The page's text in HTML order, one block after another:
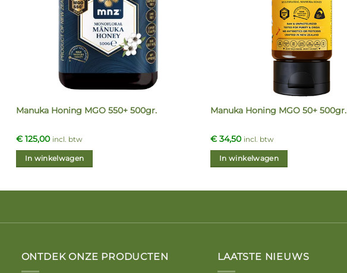
Manuka Honing MGO 550+ 500gr.
€125,00 incl. btw
In winkelwagen
Manuka Honing MGO 50+ 500gr.
€34,50 incl. btw
In winkelwagen
ONTDEK ONZE PRODUCTEN LAATSTE NIEUWS